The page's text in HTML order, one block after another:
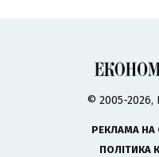
© 2005-
РЕКЛАМА НА
ПОЛІТИКА